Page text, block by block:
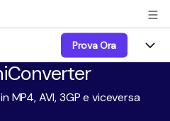
Prova Ora
MP4, AVI, 3GP e viceversa